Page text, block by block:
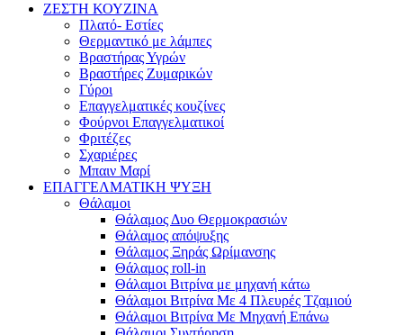
ΖΕΣΤΗ ΚΟΥΖΙΝΑ
Πλατό- Εστίες
Θερμαντικό με λάμπες
Βραστήρας Υγρών
Βραστήρες Ζυμαρικών
Γύροι
Επαγγελματικές κουζίνες
Φούρνοι Επαγγελματικοί
Φριτέζες
Σχαριέρες
Μπαιν Μαρί
ΕΠΑΓΓΕΛΜΑΤΙΚΗ ΨΥΞΗ
Θάλαμοι
Θάλαμος Δυο Θερμοκρασιών
Θάλαμος απόψυξης
Θάλαμος Ξηράς Ωρίμανσης
Θάλαμος roll-in
Θάλαμοι Βιτρίνα με μηχανή κάτω
Θάλαμοι Βιτρίνα Με 4 Πλευρές Τζαμιού
Θάλαμοι Βιτρίνα Με Μηχανή Επάνω